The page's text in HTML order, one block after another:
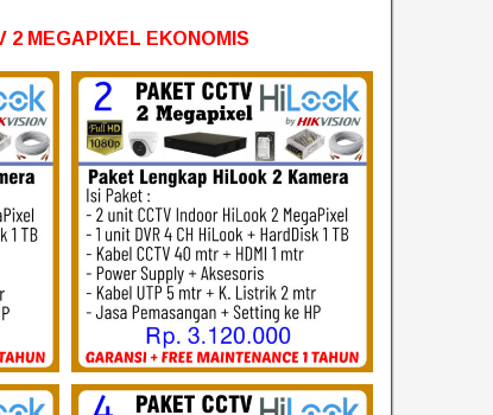
2 MEGAPIXEL EKONOMIS